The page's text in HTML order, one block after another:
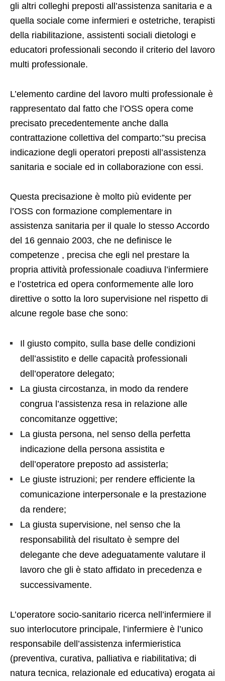
gli altri colleghi preposti all’assistenza sanitaria e a
quella sociale come infermieri e ostetriche, terapisti
della riabilitazione, assistenti sociali dietologi e
educatori professionali secondo il criterio del lavoro
multi professionale.
L’elemento cardine del lavoro multi professionale è
rappresentato dal fatto che l’OSS opera come
precisato precedentemente anche dalla
contrattazione collettiva del comparto:”su precisa
indicazione degli operatori preposti all’assistenza
sanitaria e sociale ed in collaborazione con essi.
Questa precisazione è molto più evidente per
l’OSS con formazione complementare in
assistenza sanitaria per il quale lo stesso Accordo
del 16 gennaio 2003, che ne definisce le
competenze , precisa che egli nel prestare la
propria attività professionale coadiuva l’infermiere
e l’ostetrica ed opera conformemente alle loro
direttive o sotto la loro supervisione nel rispetto di
alcune regole base che sono:
Il giusto compito, sulla base delle condizioni
dell’assistito e delle capacità professionali
dell’operatore delegato;
La giusta circostanza, in modo da rendere
congrua l’assistenza resa in relazione alle
concomitanze oggettive;
La giusta persona, nel senso della perfetta
indicazione della persona assistita e
dell’operatore preposto ad assisterla;
Le giuste istruzioni; per rendere efficiente la
comunicazione interpersonale e la prestazione
da rendere;
La giusta supervisione, nel senso che la
responsabilità del risultato è sempre del
delegante che deve adeguatamente valutare il
lavoro che gli è stato affidato in precedenza e
successivamente.
L’operatore socio-sanitario ricerca nell’infermiere il
suo interlocutore principale, l’infermiere è l’unico
responsabile dell’assistenza infermieristica
(preventiva, curativa, palliativa e riabilitativa; di
natura tecnica, relazionale ed educativa) erogata ai